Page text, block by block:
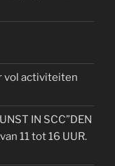
vol activiteiten
IN SCC”DEN
11 tot 16 UUR.